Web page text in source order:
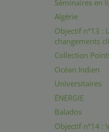
Séminaires en
Algérie
Objectif n°13 :
changements
Collection
Océan Indien
Universitaires
ÉNERGIE
Balados
Objectif n°14 :